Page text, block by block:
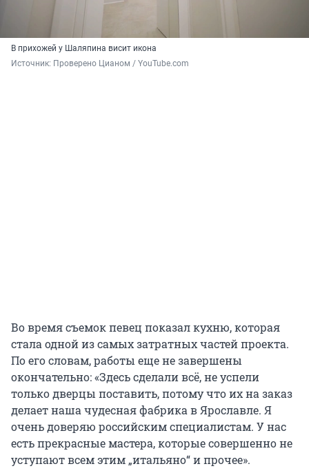
В прихожей у Шаляпина висит икона
Источник: Проверено Цианом / YouTube.com
Во время съемок певец показал кухню, которая
стала одной из самых затратных частей проекта.
По его словам, работы еще не завершены
окончательно: «Здесь сделали всё, не успели
только дверцы поставить, потому что их на заказ
делает наша чудесная фабрика в Ярославле. Я
очень доверяю российским специалистам. У нас
есть прекрасные мастера, которые совершенно не
уступают всем этим „итальяно“ и прочее».